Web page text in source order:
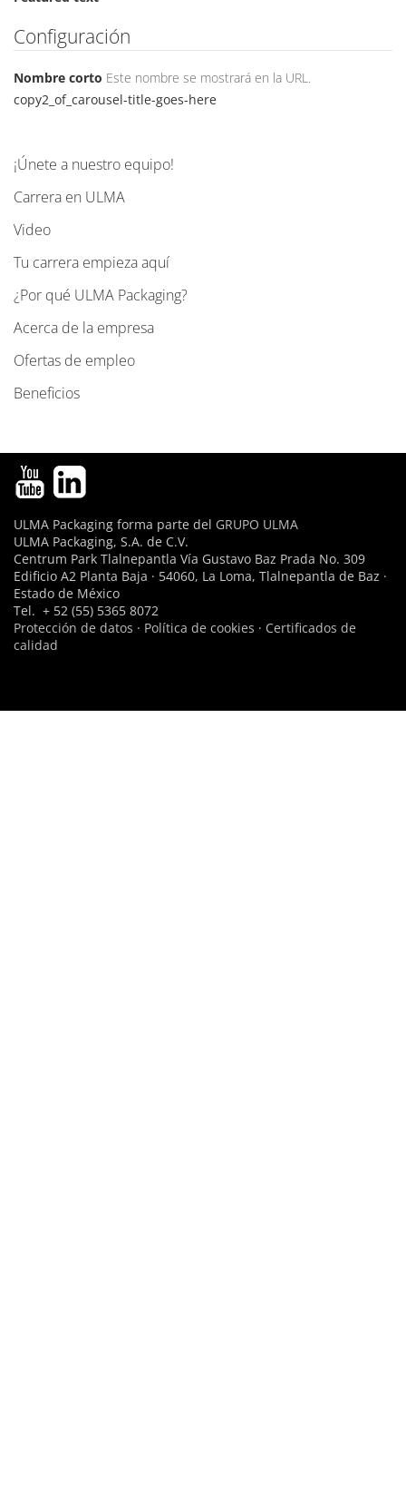
Configuración
Nombre corto Este nombre se mostrará en la URL.
copy2_of_carousel-title-goes-here
N
a
e
g
c
i
ó
¡Únete a nuestro equipo!
Carrera en ULMA
Video
Tu carrera empieza aquí
¿Por qué ULMA Packaging?
Acerca de la empresa
Ofertas de empleo
Beneficios
ULMA Packaging forma parte del GRUPO ULMA
ULMA Packaging, S.A. de C.V.
Centrum Park Tlalnepantla Vía Gustavo Baz Prada No. 309
Edificio A2 Planta Baja · 54060, La Loma, Tlalnepantla de Baz ·
Estado de México
Tel. + 52 (55) 5365 8072
Protección de datos · Política de cookies · Certificados de
calidad